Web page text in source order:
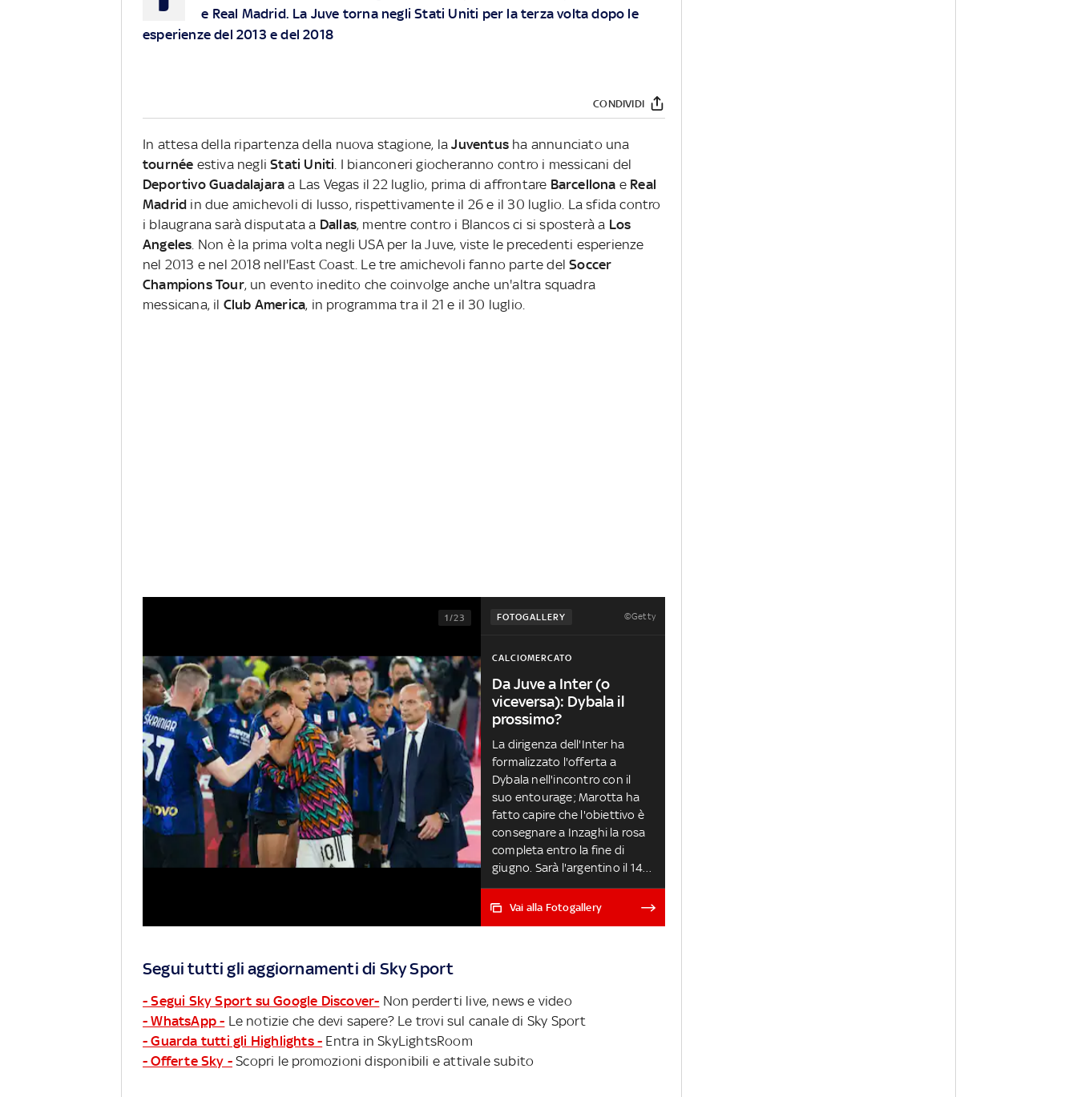
e Real Madrid. La Juve torna negli Stati Uniti per la terza volta dopo le
esperienze del 2013 e del 2018
CONDIVIDI
In attesa della ripartenza della nuova stagione, laJuventus ha annunciato una
tournée estiva negliStati Uniti. I bianconeri giocheranno contro i messicani del
Deportivo Guadalajara a Las Vegas il 22 luglio, prima di affrontare Barcellona e Real
Madrid in due amichevoli di lusso, rispettivamente il 26 e il 30 luglio. La sfida contro
i blaugrana sarà disputata a Dallas, mentre contro i Blancos ci si sposterà a Los
Angeles. Non è la prima volta negli USA per la Juve, viste le precedenti esperienze
nel 2013 e nel 2018 nell'East Coast. Le tre amichevoli fanno parte delSoccer
Champions Tour, un evento inedito che coinvolge anche un'altra squadra
messicana, il Club America, in programma tra il 21 e il 30 luglio.
FOTOGALLERY ©Getty
1/23
CALCIOMERCATO
Da Juve a Inter (o
viceversa): Dybala il
prossimo?
La dirigenza dell'Inter ha
formalizzato l'offerta a
Dybala nell'incontro con il
suo entourage; Marotta ha
fatto capire che l'obiettivo è
consegnare a Inzaghi la rosa
completa entro la fine di
giugno. Sarà l'argentino il 14°
giocatore a passare
direttamente dalla Juve ai
TEMPO REALE
Vai alla Fotogallery
Segui tutti gli aggiornamenti di Sky Sport
- Segui Sky Sport su Google Discover- Non perderti live, news e video
- WhatsApp - Le notizie che devi sapere? Le trovi sul canale di Sky Sport
- Guarda tutti gli Highlights - Entra in SkyLightsRoom
- Offerte Sky - Scopri le promozioni disponibili e attivale subito